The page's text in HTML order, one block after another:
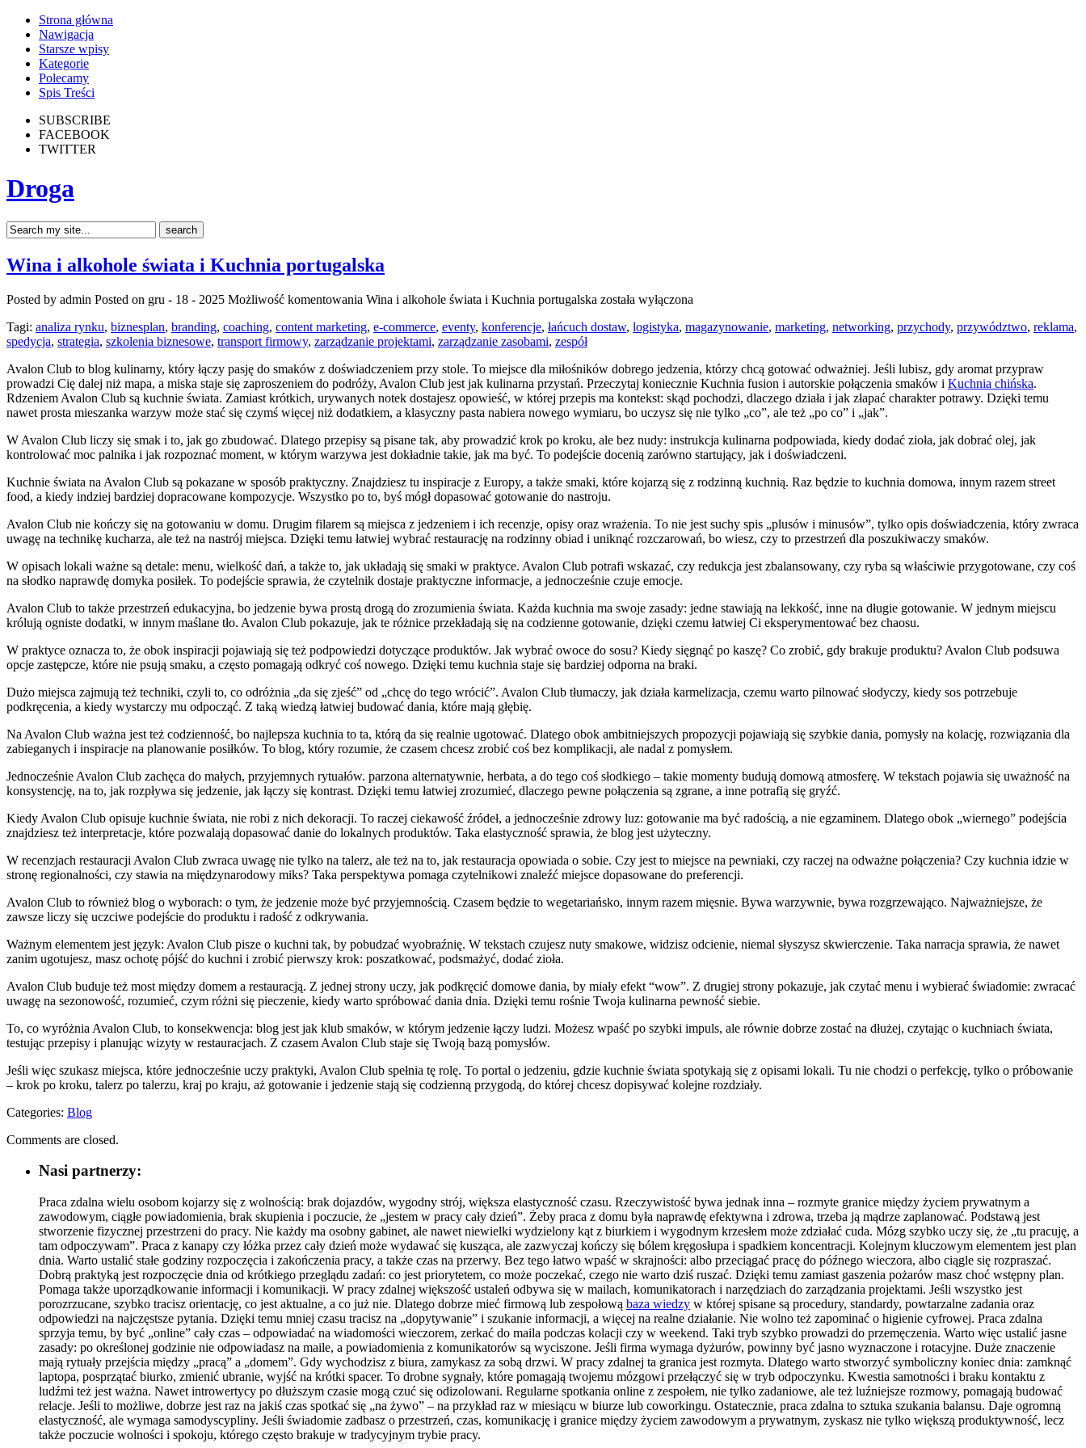
Strona główna
Nawigacja
Starsze wpisy
Kategorie
Polecamy
Spis Treści
SUBSCRIBE
FACEBOOK
TWITTER
Droga
Wina i alkohole świata i Kuchnia portugalska
Posted by admin Posted on gru - 18 - 2025 Możliwość komentowania Wina i alkohole świata i Kuchnia portugalska została wyłączona
Tagi: analiza rynku, biznesplan, branding, coaching, content marketing, e-commerce, eventy, konferencje, łańcuch dostaw, logistyka, magazynowanie, marketing, networking, przychody, przywództwo, reklama,
spedycja, strategia, szkolenia biznesowe, transport firmowy, zarządzanie projektami, zarządzanie zasobami, zespół
Avalon Club to blog kulinarny, który łączy pasję do smaków z doświadczeniem przy stole. To miejsce dla miłośników dobrego jedzenia, którzy chcą gotować odważniej. Jeśli lubisz, gdy aromat przypraw
prowadzi Cię dalej niż mapa, a miska staje się zaproszeniem do podróży, Avalon Club jest jak kulinarna przystań. Przeczytaj koniecznie Kuchnia fusion i autorskie połączenia smaków i Kuchnia chińska.
Rdzeniem Avalon Club są kuchnie świata. Zamiast krótkich, urywanych notek dostajesz opowieść, w której przepis ma kontekst: skąd pochodzi, dlaczego działa i jak złapać charakter potrawy. Dzięki temu
nawet prosta mieszanka warzyw może stać się czymś więcej niż dodatkiem, a klasyczny pasta nabiera nowego wymiaru, bo uczysz się nie tylko „co”, ale też „po co” i „jak”.
W Avalon Club liczy się smak i to, jak go zbudować. Dlatego przepisy są pisane tak, aby prowadzić krok po kroku, ale bez nudy: instrukcja kulinarna podpowiada, kiedy dodać zioła, jak dobrać olej, jak
kontrolować moc palnika i jak rozpoznać moment, w którym warzywa jest dokładnie takie, jak ma być. To podejście docenią zarówno startujący, jak i doświadczeni.
Kuchnie świata na Avalon Club są pokazane w sposób praktyczny. Znajdziesz tu inspiracje z Europy, a także smaki, które kojarzą się z rodzinną kuchnią. Raz będzie to kuchnia domowa, innym razem street
food, a kiedy indziej bardziej dopracowane kompozycje. Wszystko po to, byś mógł dopasować gotowanie do nastroju.
Avalon Club nie kończy się na gotowaniu w domu. Drugim filarem są miejsca z jedzeniem i ich recenzje, opisy oraz wrażenia. To nie jest suchy spis „plusów i minusów”, tylko opis doświadczenia, który zwraca
uwagę na technikę kucharza, ale też na nastrój miejsca. Dzięki temu łatwiej wybrać restaurację na rodzinny obiad i uniknąć rozczarowań, bo wiesz, czy to przestrzeń dla poszukiwaczy smaków.
W opisach lokali ważne są detale: menu, wielkość dań, a także to, jak układają się smaki w praktyce. Avalon Club potrafi wskazać, czy redukcja jest zbalansowany, czy ryba są właściwie przygotowane, czy coś
na słodko naprawdę domyka posiłek. To podejście sprawia, że czytelnik dostaje praktyczne informacje, a jednocześnie czuje emocje.
Avalon Club to także przestrzeń edukacyjna, bo jedzenie bywa prostą drogą do zrozumienia świata. Każda kuchnia ma swoje zasady: jedne stawiają na lekkość, inne na długie gotowanie. W jednym miejscu
królują ogniste dodatki, w innym maślane tło. Avalon Club pokazuje, jak te różnice przekładają się na codzienne gotowanie, dzięki czemu łatwiej Ci eksperymentować bez chaosu.
W praktyce oznacza to, że obok inspiracji pojawiają się też podpowiedzi dotyczące produktów. Jak wybrać owoce do sosu? Kiedy sięgnąć po kaszę? Co zrobić, gdy brakuje produktu? Avalon Club podsuwa
opcje zastępcze, które nie psują smaku, a często pomagają odkryć coś nowego. Dzięki temu kuchnia staje się bardziej odporna na braki.
Dużo miejsca zajmują też techniki, czyli to, co odróżnia „da się zjeść” od „chcę do tego wrócić”. Avalon Club tłumaczy, jak działa karmelizacja, czemu warto pilnować słodyczy, kiedy sos potrzebuje
podkręcenia, a kiedy wystarczy mu odpocząć. Z taką wiedzą łatwiej budować dania, które mają głębię.
Na Avalon Club ważna jest też codzienność, bo najlepsza kuchnia to ta, którą da się realnie ugotować. Dlatego obok ambitniejszych propozycji pojawiają się szybkie dania, pomysły na kolację, rozwiązania dla
zabieganych i inspiracje na planowanie posiłków. To blog, który rozumie, że czasem chcesz zrobić coś bez komplikacji, ale nadal z pomysłem.
Jednocześnie Avalon Club zachęca do małych, przyjemnych rytuałów. parzona alternatywnie, herbata, a do tego coś słodkiego – takie momenty budują domową atmosferę. W tekstach pojawia się uważność na
konsystencję, na to, jak rozpływa się jedzenie, jak łączy się kontrast. Dzięki temu łatwiej zrozumieć, dlaczego pewne połączenia są zgrane, a inne potrafią się gryźć.
Kiedy Avalon Club opisuje kuchnie świata, nie robi z nich dekoracji. To raczej ciekawość źródeł, a jednocześnie zdrowy luz: gotowanie ma być radością, a nie egzaminem. Dlatego obok „wiernego” podejścia
znajdziesz też interpretacje, które pozwalają dopasować danie do lokalnych produktów. Taka elastyczność sprawia, że blog jest użyteczny.
W recenzjach restauracji Avalon Club zwraca uwagę nie tylko na talerz, ale też na to, jak restauracja opowiada o sobie. Czy jest to miejsce na pewniaki, czy raczej na odważne połączenia? Czy kuchnia idzie w
stronę regionalności, czy stawia na międzynarodowy miks? Taka perspektywa pomaga czytelnikowi znaleźć miejsce dopasowane do preferencji.
Avalon Club to również blog o wyborach: o tym, że jedzenie może być przyjemnością. Czasem będzie to wegetariańsko, innym razem mięsnie. Bywa warzywnie, bywa rozgrzewająco. Najważniejsze, że
zawsze liczy się uczciwe podejście do produktu i radość z odkrywania.
Ważnym elementem jest język: Avalon Club pisze o kuchni tak, by pobudzać wyobraźnię. W tekstach czujesz nuty smakowe, widzisz odcienie, niemal słyszysz skwierczenie. Taka narracja sprawia, że nawet
zanim ugotujesz, masz ochotę pójść do kuchni i zrobić pierwszy krok: poszatkować, podsmażyć, dodać zioła.
Avalon Club buduje też most między domem a restauracją. Z jednej strony uczy, jak podkręcić domowe dania, by miały efekt “wow”. Z drugiej strony pokazuje, jak czytać menu i wybierać świadomie: zwracać
uwagę na sezonowość, rozumieć, czym różni się pieczenie, kiedy warto spróbować dania dnia. Dzięki temu rośnie Twoja kulinarna pewność siebie.
To, co wyróżnia Avalon Club, to konsekwencja: blog jest jak klub smaków, w którym jedzenie łączy ludzi. Możesz wpaść po szybki impuls, ale równie dobrze zostać na dłużej, czytając o kuchniach świata,
testując przepisy i planując wizyty w restauracjach. Z czasem Avalon Club staje się Twoją bazą pomysłów.
Jeśli więc szukasz miejsca, które jednocześnie uczy praktyki, Avalon Club spełnia tę rolę. To portal o jedzeniu, gdzie kuchnie świata spotykają się z opisami lokali. Tu nie chodzi o perfekcję, tylko o próbowanie
– krok po kroku, talerz po talerzu, kraj po kraju, aż gotowanie i jedzenie stają się codzienną przygodą, do której chcesz dopisywać kolejne rozdziały.
Categories: Blog
Comments are closed.
Nasi partnerzy:
Praca zdalna wielu osobom kojarzy się z wolnością: brak dojazdów, wygodny strój, większa elastyczność czasu. Rzeczywistość bywa jednak inna – rozmyte granice między życiem prywatnym a
zawodowym, ciągłe powiadomienia, brak skupienia i poczucie, że „jestem w pracy cały dzień”. Żeby praca z domu była naprawdę efektywna i zdrowa, trzeba ją mądrze zaplanować. Podstawą jest
stworzenie fizycznej przestrzeni do pracy. Nie każdy ma osobny gabinet, ale nawet niewielki wydzielony kąt z biurkiem i wygodnym krzesłem może zdziałać cuda. Mózg szybko uczy się, że „tu pracuję, a
tam odpoczywam”. Praca z kanapy czy łóżka przez cały dzień może wydawać się kusząca, ale zazwyczaj kończy się bólem kręgosłupa i spadkiem koncentracji. Kolejnym kluczowym elementem jest plan
dnia. Warto ustalić stałe godziny rozpoczęcia i zakończenia pracy, a także czas na przerwy. Bez tego łatwo wpaść w skrajności: albo przeciągać pracę do późnego wieczora, albo ciągle się rozpraszać.
Dobrą praktyką jest rozpoczęcie dnia od krótkiego przeglądu zadań: co jest priorytetem, co może poczekać, czego nie warto dziś ruszać. Dzięki temu zamiast gaszenia pożarów masz choć wstępny plan.
Pomaga także uporządkowanie informacji i komunikacji. W pracy zdalnej większość ustaleń odbywa się w mailach, komunikatorach i narzędziach do zarządzania projektami. Jeśli wszystko jest
porozrzucane, szybko tracisz orientację, co jest aktualne, a co już nie. Dlatego dobrze mieć firmową lub zespołową baza wiedzy w której spisane są procedury, standardy, powtarzalne zadania oraz
odpowiedzi na najczęstsze pytania. Dzięki temu mniej czasu tracisz na „dopytywanie” i szukanie informacji, a więcej na realne działanie. Nie wolno też zapominać o higienie cyfrowej. Praca zdalna
sprzyja temu, by być „online” cały czas – odpowiadać na wiadomości wieczorem, zerkać do maila podczas kolacji czy w weekend. Taki tryb szybko prowadzi do przemęczenia. Warto więc ustalić jasne
zasady: po określonej godzinie nie odpowiadasz na maile, a powiadomienia z komunikatorów są wyciszone. Jeśli firma wymaga dyżurów, powinny być jasno wyznaczone i rotacyjne. Duże znaczenie
mają rytuały przejścia między „pracą” a „domem”. Gdy wychodzisz z biura, zamykasz za sobą drzwi. W pracy zdalnej ta granica jest rozmyta. Dlatego warto stworzyć symboliczny koniec dnia: zamknąć
laptopa, posprzątać biurko, zmienić ubranie, wyjść na krótki spacer. To drobne sygnały, które pomagają twojemu mózgowi przełączyć się w tryb odpoczynku. Kwestia samotności i braku kontaktu z
ludźmi też jest ważna. Nawet introwertycy po dłuższym czasie mogą czuć się odizolowani. Regularne spotkania online z zespołem, nie tylko zadaniowe, ale też luźniejsze rozmowy, pomagają budować
relacje. Jeśli to możliwe, dobrze jest raz na jakiś czas spotkać się „na żywo” – na przykład raz w miesiącu w biurze lub coworkingu. Ostatecznie, praca zdalna to sztuka szukania balansu. Daje ogromną
elastyczność, ale wymaga samodyscypliny. Jeśli świadomie zadbasz o przestrzeń, czas, komunikację i granice między życiem zawodowym a prywatnym, zyskasz nie tylko większą produktywność, lecz
także poczucie wolności i spokoju, którego często brakuje w tradycyjnym trybie pracy.